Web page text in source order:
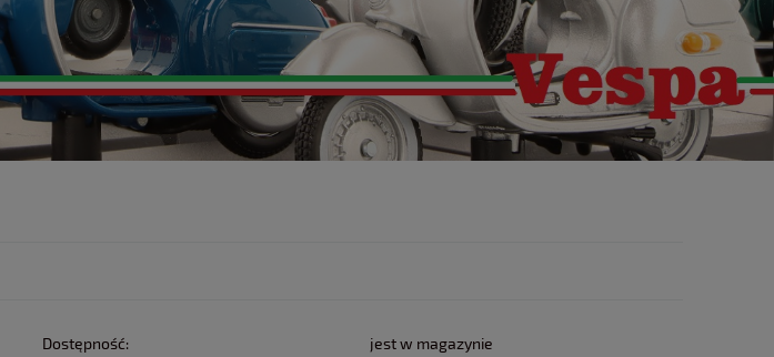
Dostępność:
jest w magazynie